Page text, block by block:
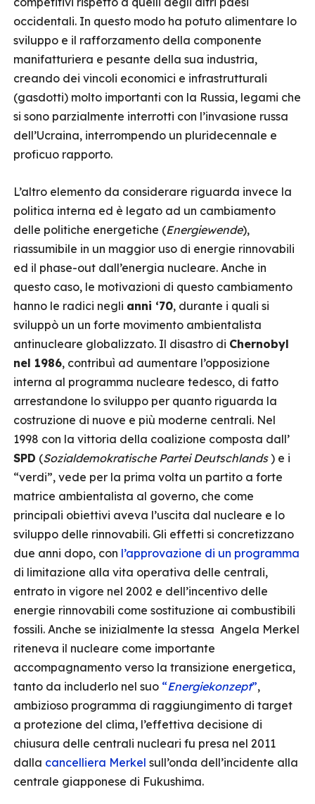
occidentali. In questo modo ha potuto alimentare lo
sviluppo e il rafforzamento della componente
manifatturiera e pesante della sua industria,
creando dei vincoli economici e infrastrutturali
(gasdotti) molto importanti con la Russia, legami che
si sono parzialmente interrotti con l’invasione russa
dell’Ucraina, interrompendo un pluridecennale e
proficuo rapporto.
L’altro elemento da considerare riguarda invece la
politica interna ed è legato ad un cambiamento
delle politiche energetiche (Energiewende),
riassumibile in un maggior uso di energie rinnovabili
ed il phase-out dall’energia nucleare. Anche in
questo caso, le motivazioni di questo cambiamento
hanno le radici negli anni ‘70, durante i quali si
sviluppò un un forte movimento ambientalista
antinucleare globalizzato. Il disastro di Chernobyl
nel 1986, contribuì ad aumentare l’opposizione
interna al programma nucleare tedesco, di fatto
arrestandone lo sviluppo per quanto riguarda la
costruzione di nuove e più moderne centrali. Nel
1998 con la vittoria della coalizione composta dall’
SPD (Sozialdemokratische Partei Deutschlands ) e i
“verdi”, vede per la prima volta un partito a forte
matrice ambientalista al governo, che come
principali obiettivi aveva l’uscita dal nucleare e lo
sviluppo delle rinnovabili. Gli effetti si concretizzano
due anni dopo, con l’approvazione di un programma
di limitazione alla vita operativa delle centrali,
entrato in vigore nel 2002 e dell’incentivo delle
energie rinnovabili come sostituzione ai combustibili
fossili. Anche se inizialmente la stessa Angela Merkel
riteneva il nucleare come importante
accompagnamento verso la transizione energetica,
tanto da includerlo nel suo “Energiekonzept”,
ambizioso programma di raggiungimento di target
a protezione del clima, l’effettiva decisione di
chiusura delle centrali nucleari fu presa nel 2011
dalla cancelliera Merkel sull’onda dell’incidente alla
centrale giapponese di Fukushima.